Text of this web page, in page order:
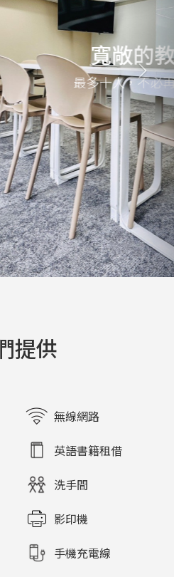
教室
不必再人擠人
提供
無線網路
英語書籍租借
洗手間
影印機
手機充電線